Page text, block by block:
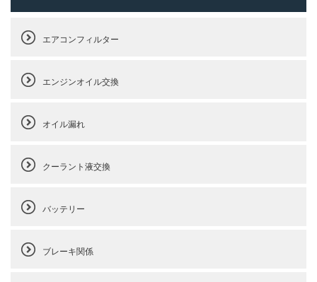
エアコンフィルター
エンジンオイル交換
オイル漏れ
クーラント液交換
バッテリー
ブレーキ関係